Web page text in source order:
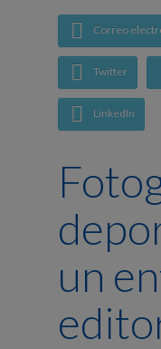
Correo
Twitter
LinkedIn
un